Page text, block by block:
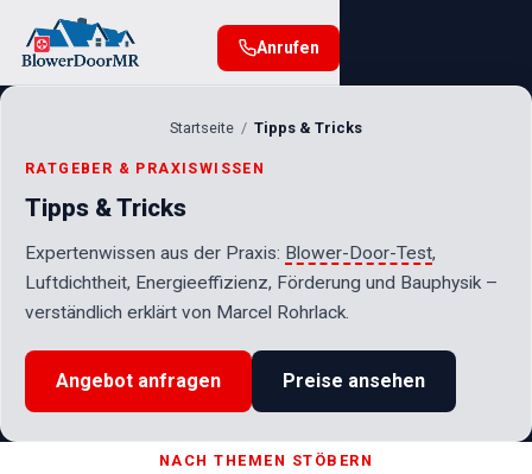
Anrufen
Startseite Tipps & Tricks
RATGEBER & PRAXISWISSEN
Tipps & Tricks
Expertenwissen aus der Praxis: Blower-Door-Test,
Luftdichtheit, Energieeffizienz, Förderung und Bauphysik –
verständlich erklärt von Marcel Rohrlack.
Angebot anfragen Preise ansehen
NACH THEMEN STÖBERN